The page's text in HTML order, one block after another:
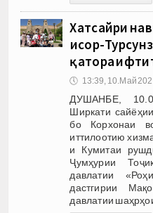
Хатсайри
Ҳисор-
қатора
🕔 13:39, 10.Май
ДУШАНБЕ,
Ширкати
бо Корхонаи
иттилоотию
и Кумитаи
Ҷумҳурии
давлатии
дастгирии
давлатии